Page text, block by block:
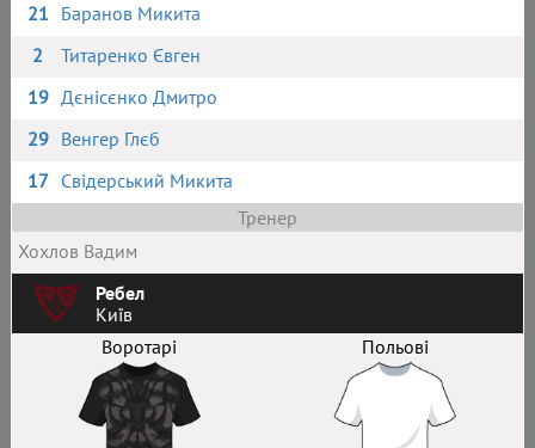
21 Баранов Микита
2
Титаренко Євген
19 Дєнісєнко Дмитро
29 Венгер Глєб
17 Свідерський Микита
Тренер
Хохлов Вадим
Ребел
Київ
Воротарі
Польові